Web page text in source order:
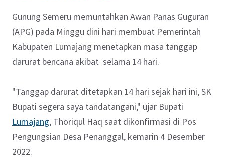
Gunung Semeru memuntahkan Awan Panas Guguran
(APG) pada Minggu dini hari membuat Pemerintah
Kabupaten Lumajang menetapkan masa tanggap
darurat bencana akibat selama 14 hari.
"Tanggap darurat ditetapkan 14 hari sejak hari ini, SK
Bupati segera saya tandatangani," ujar Bupati
Lumajang, Thoriqul Haq saat dikonfirmasi di Pos
Pengungsian Desa Penanggal, kemarin 4 Desember
2022.